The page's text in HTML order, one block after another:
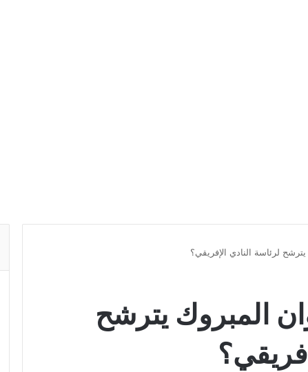
لرئاسة النادي الإفريقي؟
المبروك يترشح